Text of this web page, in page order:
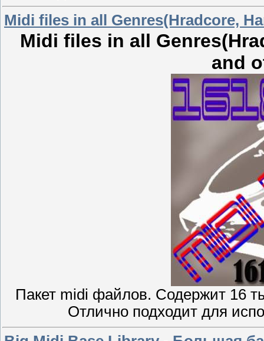
Midi files in all Genres(Hradcore,
Midi files in all
and
Пакет midi файлов. Содержит 16
Отлично подходит для